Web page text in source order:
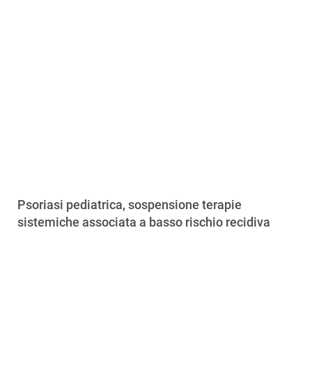
Psoriasi pediatrica, sospensione terapie
sistemiche associata a basso rischio recidiva